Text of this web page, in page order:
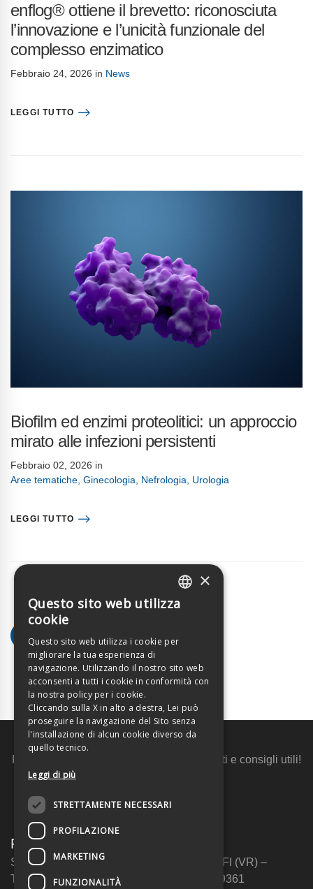
enflog® ottiene il brevetto: riconosciuta
l’innovazione e l’unicità funzionale del
complesso enzimatico
Febbraio 24, 2026 in News
LEGGI TUTTO
Biofilm ed enzimi proteolitici: un approccio
mirato alle infezioni persistenti
Febbraio 02, 2026 in
Aree tematiche, Ginecologia, Nefrologia, Urologia
LEGGI TUTTO
…
Ricevi promozioni esclusive, aggiornamenti e consigli utili!
Future Live srl a c.r. Unip.
Sede operativa: via Crivellin, 7 – 37010 AFFI (VR) –
Telefono: +39 340 1420447 | Fax: 045 6269361
×
Questo sito web utilizza
cookie
Questo sito web utilizza i cookie per
migliorare la tua esperienza di
navigazione. Utilizzando il nostro sito web
acconsenti a tutti i cookie in conformità con
la nostra policy per i cookie.
Cliccando sulla X in alto a destra, Lei può
proseguire la navigazione del Sito senza
l'installazione di alcun cookie diverso da
quello tecnico.
Leggi di più
STRETTAMENTE NECESSARI
PROFILAZIONE
MARKETING
FUNZIONALITÀ